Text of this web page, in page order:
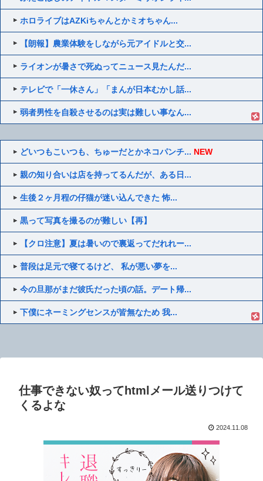
ホロライブはAZKiちゃんとかミオちゃん...
【朗報】農業体験をしながら元アイドルと交...
ライオンが暑さで死ぬってニュース見たんだ...
テレビで「一休さん」「まんが日本むかし話...
弱者男性を自殺させるのは実は難しい事なん...
どいつもこいつも、ちゅーだとかネコパンチ... NEW
親の知り合いは店を持ってるんだが、ある日...
生後２ヶ月程の仔猫が迷い込んできた 怖...
黒って写真を撮るのが難しい【再】
【クロ注意】夏は暑いので裏返ってだれれー...
普段は足元で寝てるけど、 私が悪い夢を...
今の旦那がまだ彼氏だった頃の話。デート帰...
下僕にネーミングセンスが皆無なため 我...
仕事できない奴ってhtmlメール送りつけて
くるよな
2024.11.08